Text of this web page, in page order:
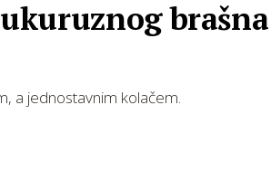
a jednostavnim kolačem.